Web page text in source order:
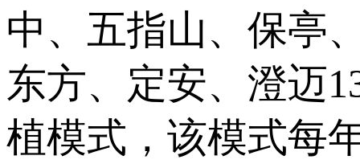
中、五指山、保亭
东方、定安、澄迈
植模式，该模式每